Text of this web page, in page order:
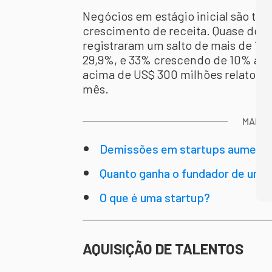
Negócios em estágio inicial são
crescimento de receita. Quase
registraram um salto de mais de
29,9%, e 33% crescendo de 10% a
acima de US$ 300 milhões relatou
mês.
MAIS
Demissões em startups
Quanto ganha o fundador de uma
O que é uma startup?
AQUISIÇÃO DE TALENTOS